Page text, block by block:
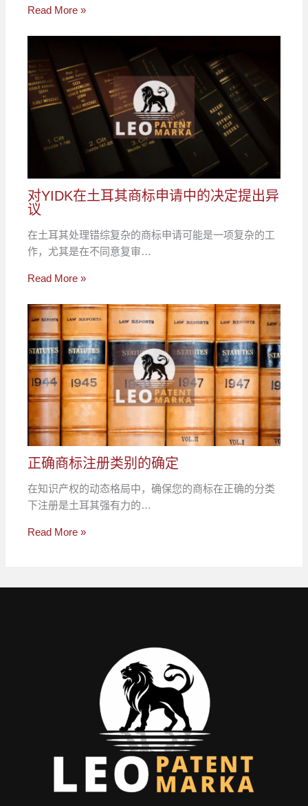
Read More »
对YIDK在土耳其商标申请中的决定提出异
议
在土耳其处理错综复杂的商标申请可能是一项复杂的工
作，尤其是在不同意复审…
Read More »
正确商标注册类别的确定
在知识产权的动态格局中，确保您的商标在正确的分类
下注册是土耳其强有力的…
Read More »